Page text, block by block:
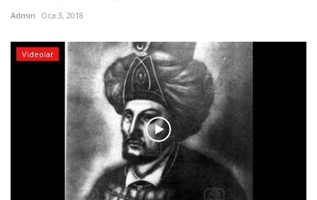
Admin Oca 3, 2018
Videolar